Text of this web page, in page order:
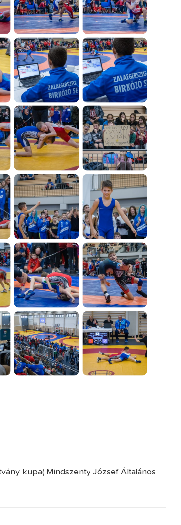
kupa( Mindszenty József Általános